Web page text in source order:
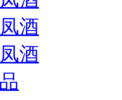
酒
酒